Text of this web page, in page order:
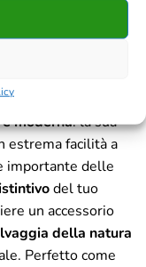
della terra,
rendono ogni
completare il tuo
moderna: la sua
estrema facilità a
importante delle
del tuo
un accessorio
della natura
Perfetto come